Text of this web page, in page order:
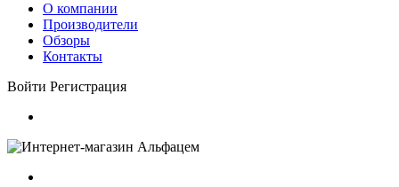
О компании
Производители
Обзоры
Контакты
Войти Регистрация